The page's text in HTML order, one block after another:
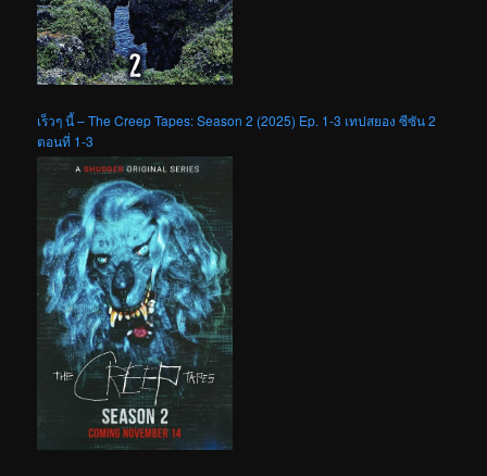
เร็วๆ นี้ – The Creep Tapes: Season 2 (2025) Ep. 1-3 เทปสยอง ซีซัน 2
ตอนที่ 1-3